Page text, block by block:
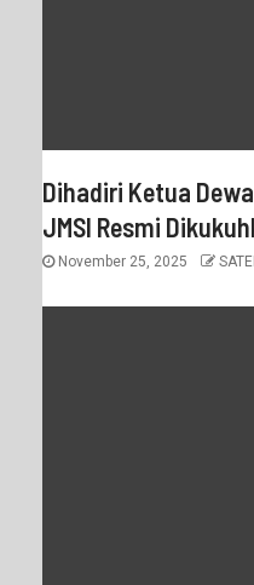
Dihadiri Ketua
JMSI Resmi
November 25, 2025